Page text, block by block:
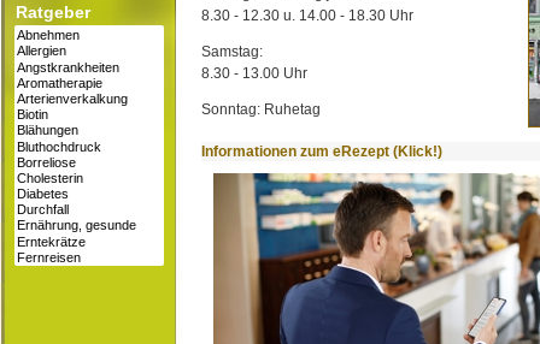
Ratgeber
8.30 - 12.30 u. 14.00 - 18.30 Uhr
Samstag:
8.30 - 13.00 Uhr
Sonntag: Ruhetag
Informationen zum eRezept (Klick!)